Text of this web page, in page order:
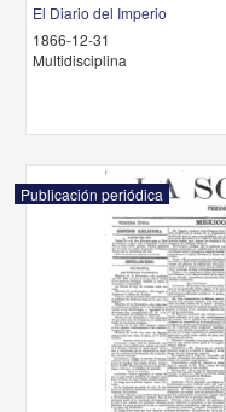
El Diario del Imperio
1866-12-31
Multidisciplina
Publicación periódica